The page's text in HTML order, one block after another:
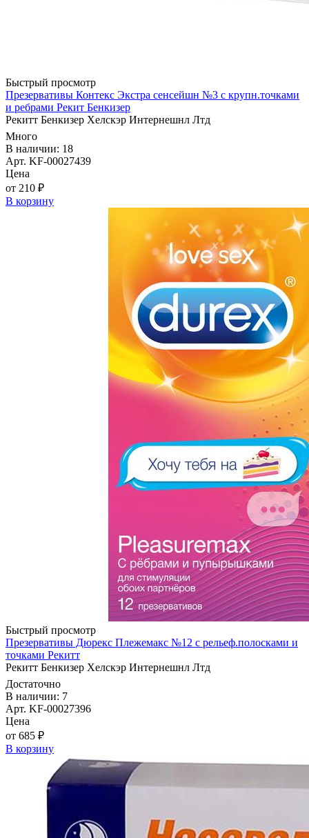
Быстрый просмотр
Презервативы Контекс Экстра сенсейшн №3 с крупн.точками
и ребрами Рекит Бенкизер
Рекитт Бенкизер Хелскэр Интернешнл Лтд
Много
В наличии: 18
Арт. KF-00027439
Цена
от 210 ₽
В корзину
Быстрый просмотр
Презервативы Дюрекс Плежемакс №12 с рельеф.полосками и
точками Рекитт
Рекитт Бенкизер Хелскэр Интернешнл Лтд
Достаточно
В наличии: 7
Арт. KF-00027396
Цена
от 685 ₽
В корзину